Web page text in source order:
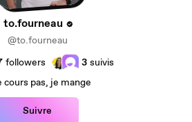
to.fourneau
@to.fourneau
followers 3 suivis
cours pas, je mange
Suivre